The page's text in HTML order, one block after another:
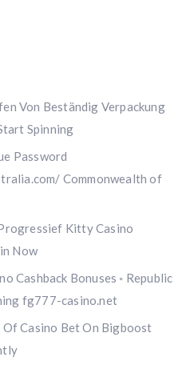
Von Beständig Verpackung
Spinning
Password
Commonwealth of
Kitty Casino
Now
Cashback Bonuses ◦ Republic
fg777-casino.net
Casino Bet On Bigboost